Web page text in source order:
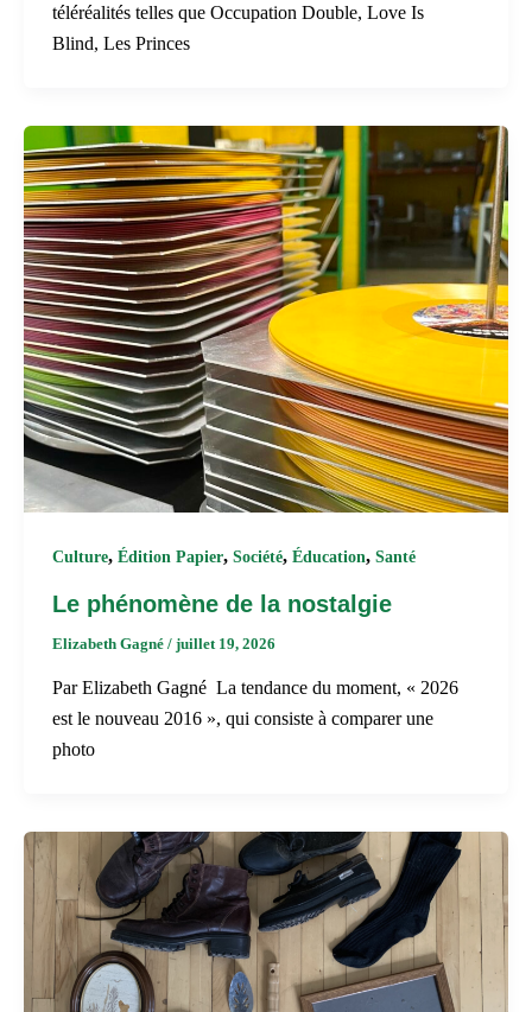
téléréalités telles que Occupation Double, Love Is
Blind, Les Princes
Culture, Édition Papier, Société, Éducation, Santé
Le phénomène de la nostalgie
Elizabeth Gagné / juillet 19, 2026
Par Elizabeth Gagné La tendance du moment, « 2026
est le nouveau 2016 », qui consiste à comparer une
photo